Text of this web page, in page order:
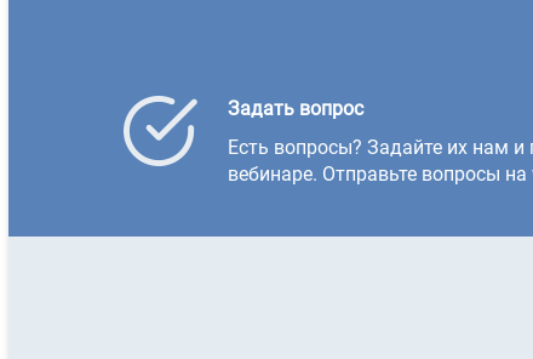
Задать вопрос
Есть вопросы? Задайте их нам и
вебинаре. Отправьте вопросы на